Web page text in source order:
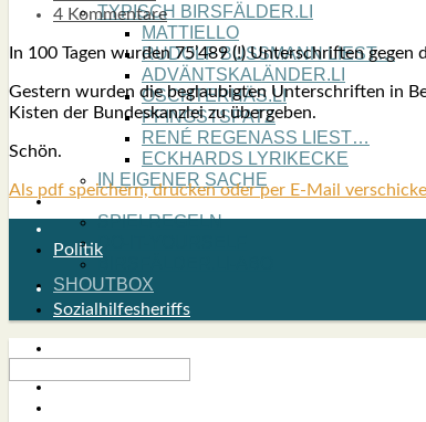
TYPISCH BIRSFÄLDER.LI
MATTIELLO
RUDOLF BUSS­MANN LIEST…
ADVÄNTSKALÄNDER.LI
OSCHTERHÄS.LI
PFINGST­SPATZ
RENÉ REGEN­ASS LIEST…
ECK­HARDS LYRIK­ECKE
IN EIGE­NER SACHE
SO GOOT’S
SPIEL­RE­GELN
DO-IT-YOUR­S­ELF
BIRSFÄLDER.LI-ABO
SHOUT­BOX
4 Kommentare
In 100 Tagen wur­den 75’489 (!) Unter­schrif­ten
Ges­tern wur­den die beglau­big­ten Unter­schrif­ten in
Kis­ten der Bun­des­kanz­lei zu über­ge­ben.
Schön.
Als pdf speichern, drucken oder per E-Mail
Politik
Sozialhilfesheriffs